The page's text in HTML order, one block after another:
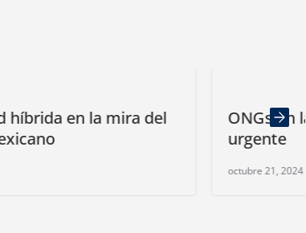
ONGs en la COP16. Buscan acción